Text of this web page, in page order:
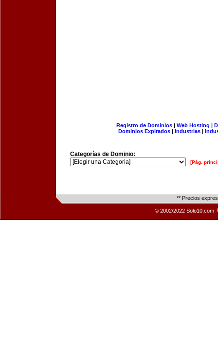
Registro de Dominios| Web Hosting |
Dominios Expirados | Industrias |
Categorías de Dominio:
[Pág.
** Precios
© 2002/2022 Solo10.com